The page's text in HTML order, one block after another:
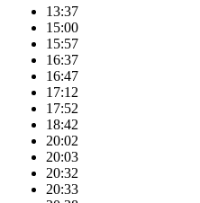
13:37
15:00
15:57
16:37
16:47
17:12
17:52
18:42
20:02
20:03
20:32
20:33